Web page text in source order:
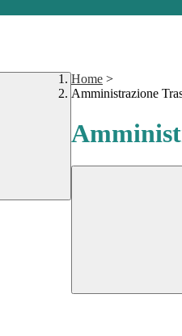
Home >
Amministrazione